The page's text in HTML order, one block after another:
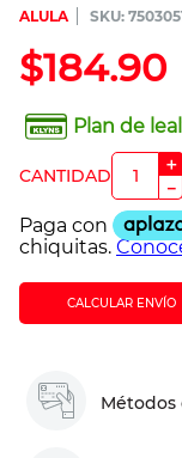
ALULA :
$184.90
Plan de
＋
－
CALCULAR ENVÍO
Métodos